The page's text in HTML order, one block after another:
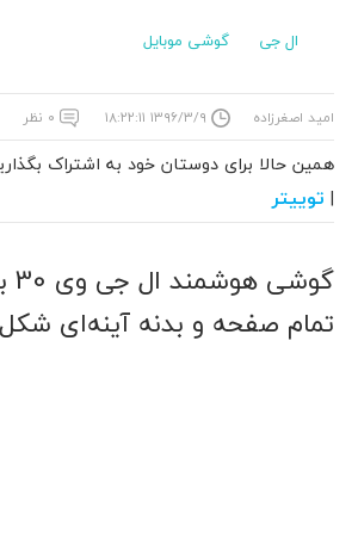
ال جی گوشی موبایل
امید اصغرزاده ۱۳۹۶/۳/۹ ۱۸:۲۲:۱۱ ۰ نظر
همین حالا برای دوستان خود به اشتراک
| توییتر
تمام صفحه و بدنه آینه‌ای